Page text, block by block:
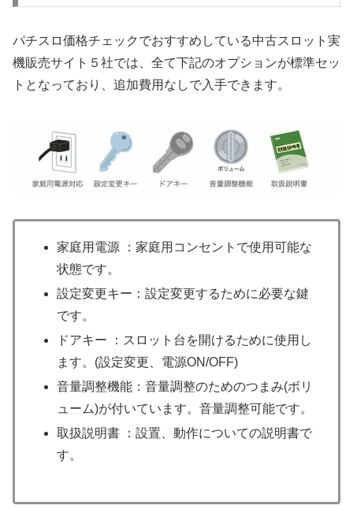
パチスロ価格チェックでおすすめしている中古スロット実
機販売サイト５社では、全て下記のオプションが標準セッ
トとなっており、追加費用なしで入手できます。
家庭用電源 ：家庭用コンセントで使用可能な
状態です。
設定変更キー：設定変更するために必要な鍵
です。
ドアキー ：スロット台を開けるために使用し
ます。(設定変更、電源ON/OFF)
音量調整機能：音量調整のためのつまみ(ボリ
ューム)が付いています。音量調整可能です。
取扱説明書 ：設置、動作についての説明書で
す。